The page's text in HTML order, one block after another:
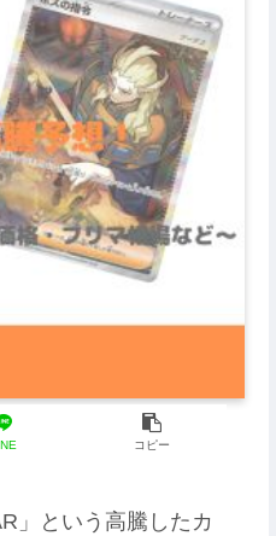
コピー
」という高騰したカ